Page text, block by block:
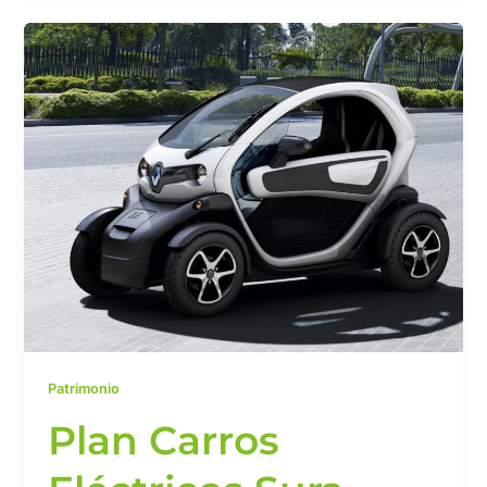
Patrimonio
Plan Carros
Plan
Carros
Eléctricos
Sura